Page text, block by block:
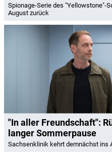
Spionage-Serie des "Yellowstone"-
August zurück
"In aller Freundschaft":
langer Sommerpause
Sachsenklinik kehrt demnächst ins